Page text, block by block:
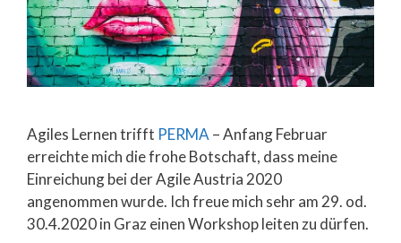
Agiles Lernen trifft PERMA – Anfang Februar
erreichte mich die frohe Botschaft, dass meine
Einreichung bei der Agile Austria 2020
angenommen wurde. Ich freue mich sehr am 29. od.
30.4.2020 in Graz einen Workshop leiten zu dürfen.